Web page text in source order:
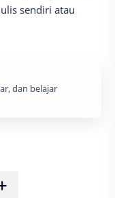
sendiri atau
dan belajar